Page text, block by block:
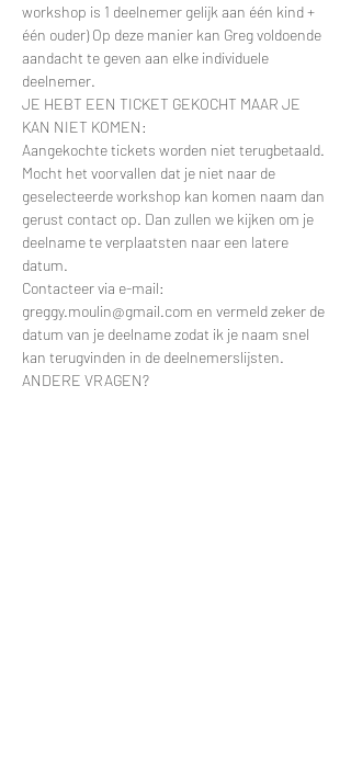
workshop is 1 deelnemer gelijk aan één kind +
één ouder) Op deze manier kan Greg voldoende
aandacht te geven aan elke individuele
deelnemer.
JE HEBT EEN TICKET GEKOCHT MAAR JE
KAN NIET KOMEN:
Aangekochte tickets worden niet terugbetaald.
Mocht het voorvallen dat je niet naar de
geselecteerde workshop kan komen naam dan
gerust contact op. Dan zullen we kijken om je
deelname te verplaatsten naar een latere
datum.
Contacteer via e-mail:
greggy.moulin@gmail.com en vermeld zeker de
datum van je deelname zodat ik je naam snel
kan terugvinden in de deelnemerslijsten.
ANDERE VRAGEN?